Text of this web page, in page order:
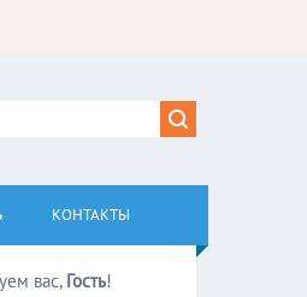
КОНТАКТЫ
вас, Гость!